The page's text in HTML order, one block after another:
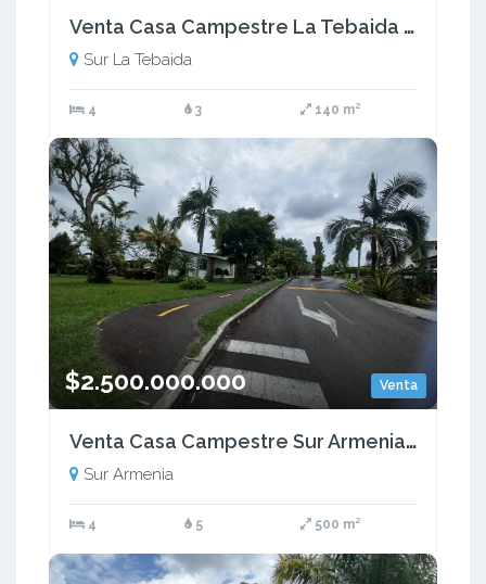
Venta Casa Campestre La Tebaida - Quindío (COL) COD: 9492790
Sur La Tebaida
4 3 140 m²
Venta
$2.500.000.000
Venta Casa Campestre Sur Armenia Quindio Colombia COD: 7613106
Sur Armenia
4 5 500 m²